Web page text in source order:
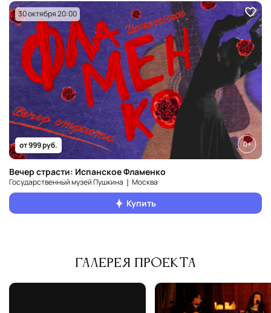
30 октября 20:00
от 999 руб. 0+
Вечер страсти: Испанское Фламенко
Государственный музей Пушкина ❘ Москва
Купить
Галерея проекта